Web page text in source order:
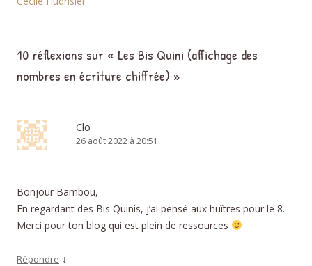
10 réflexions sur « Les Bis Quini (affichage des
nombres en écriture chiffrée) »
Clo
26 août 2022 à 20:51
Bonjour Bambou,
En regardant des Bis Quinis, j’ai pensé aux huîtres pour le 8.
Merci pour ton blog qui est plein de ressources
Répondre ↓